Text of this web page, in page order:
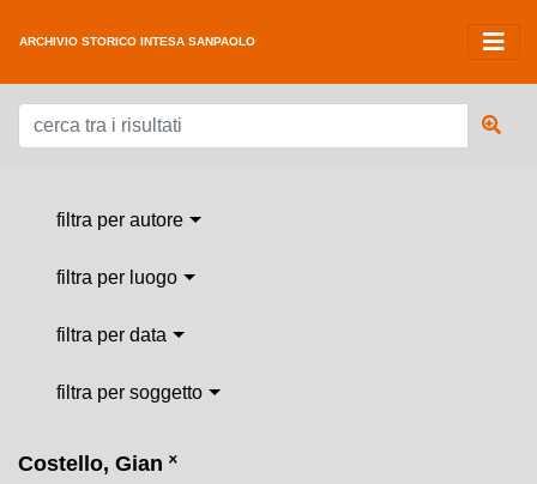
ARCHIVIO STORICO INTESA SANPAOLO
filtra per autore
filtra per luogo
filtra per data
filtra per soggetto
Costello, Gian ˟